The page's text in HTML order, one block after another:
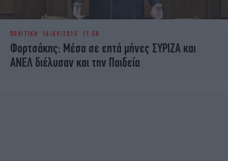
ΠΟΛΙΤΙΚΗ 16/09/2015 11:58
Φορτσάκης: Μέσα σε επτά μήνες ΣΥΡΙΖΑ και
ΑΝΕΛ διέλυσαν και την Παιδεία